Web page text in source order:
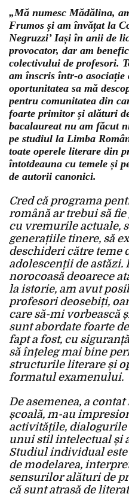
„Mă numesc Mădălina,
Frumos și am învățat la
Negruzzi’ Iași în anii de
provocator, dar am
colectivului de profesori.
am înscris într-o
oportunitatea sa mă
pentru comunitatea din
foarte primitor și alături
bacalaureat nu am făcut
pe studiul la Limba
toate operele literare din
întotdeauna cu temele și
de autorii canonici.
Cred că programa
română ar trebui să
cu vremurile actuale,
generațiile tinere, să
deschideri către teme
adolescenții de astăzi.
norocoasă deoarece
la istorie, am avut
profesori deosebiți,
care să-mi vorbească
sunt abordate foarte
fapt a fost, cu
să înțeleg mai bine
structurile literare și
formatul examenului.
De asemenea, a
școală, m-au
activitățile, dialogurile
unui stil intelectual și
Studiul individual
de modelarea,
sensurilor alături de
că sunt atrasă de